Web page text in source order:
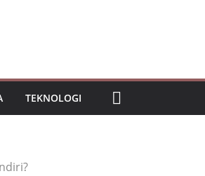
TEKNOLOGI